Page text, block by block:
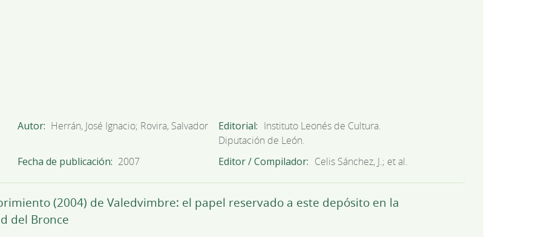
Autor Herrán, José Ignacio; Rovira, Salvador Editorial
Instituto Leonés de Cultura.
Diputación de León.
Fecha de publicación
2007 Editor / Compilador Celis Sánchez, J.; et al.
(2004) de Valedvimbre: el papel reservado a este depósito en la
del Bronce